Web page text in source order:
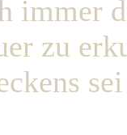
immer
zu